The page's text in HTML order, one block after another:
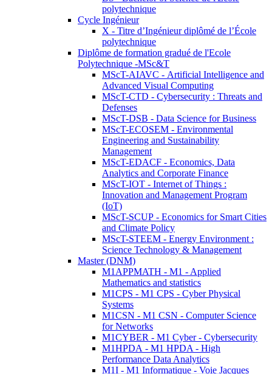
polytechnique
Cycle Ingénieur
X - Titre d’Ingénieur diplômé de l’École
polytechnique
Diplôme de formation gradué de l'Ecole
Polytechnique -MSc&T
MScT-AIAVC - Artificial Intelligence and
Advanced Visual Computing
MScT-CTD - Cybersecurity : Threats and
Defenses
MScT-DSB - Data Science for Business
MScT-ECOSEM - Environmental
Engineering and Sustainability
Management
MScT-EDACF - Economics, Data
Analytics and Corporate Finance
MScT-IOT - Internet of Things :
Innovation and Management Program
(IoT)
MScT-SCUP - Economics for Smart Cities
and Climate Policy
MScT-STEEM - Energy Environment :
Science Technology & Management
Master (DNM)
M1APPMATH - M1 - Applied
Mathematics and statistics
M1CPS - M1 CPS - Cyber Physical
Systems
M1CSN - M1 CSN - Computer Science
for Networks
M1CYBER - M1 Cyber - Cybersecurity
M1HPDA - M1 HPDA - High
Performance Data Analytics
M1I - M1 Informatique - Voie Jacques